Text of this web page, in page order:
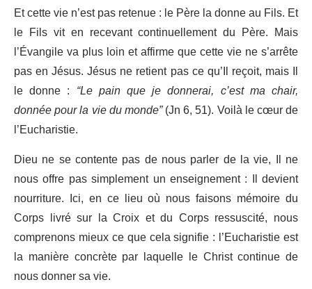
Et cette vie n’est pas retenue : le Père la donne au Fils. Et
le Fils vit en recevant continuellement du Père. Mais
l’Évangile va plus loin et affirme que cette vie ne s’arrête
pas en Jésus. Jésus ne retient pas ce qu’Il reçoit, mais Il
le donne : “Le pain que je donnerai, c’est ma chair,
donnée pour la vie du monde”(Jn 6, 51). Voilà le cœur de
l’Eucharistie.
Dieu ne se contente pas de nous parler de la vie, Il ne
nous offre pas simplement un enseignement : Il devient
nourriture. Ici, en ce lieu où nous faisons mémoire du
Corps livré sur la Croix et du Corps ressuscité, nous
comprenons mieux ce que cela signifie : l’Eucharistie est
la manière concrète par laquelle le Christ continue de
nous donner sa vie.